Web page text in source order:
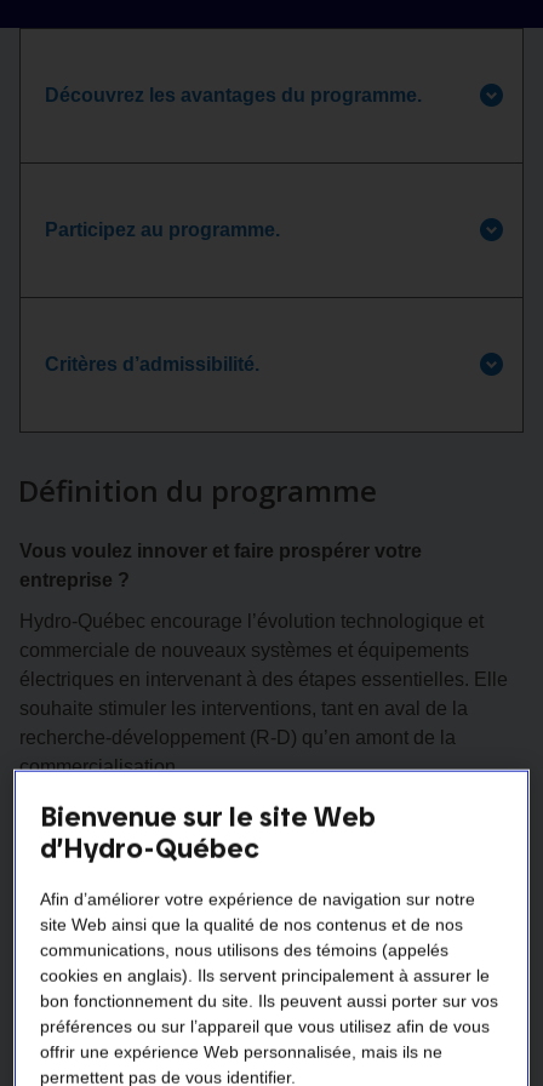
Découvrez les avantages du programme.
Participez au programme.
Critères d’admissibilité.
Définition du programme
Vous voulez innover et faire prospérer votre
entreprise ?
Hydro-Québec encourage l’évolution technologique et
commerciale de nouveaux systèmes et équipements
électriques en intervenant à des étapes essentielles. Elle
souhaite stimuler les interventions, tant en aval de la
recherche-développement (R-D) qu’en amont de la
commercialisation.
Nous offrons un appui financier aux clients qui valident
l’applicabilité technique ou commerciale de mesures
d’économie d’énergie électrique novatrices ou de mesures
d’optimisation de la demande de puissance.
Votre projet doit proposer des mesures qui permettent
d’acquérir des données de nature technologique et
commerciale et de valider les avantages et la pertinence
commerciale de ces mesures.
Les technologies et les approches suggérées doivent :
Bienvenue sur le site Web
d’Hydro-Québec
Afin d’améliorer votre expérience de navigation sur notre
site Web ainsi que la qualité de nos contenus et de nos
communications, nous utilisons des témoins (appelés
cookies en anglais). Ils servent principalement à assurer le
bon fonctionnement du site. Ils peuvent aussi porter sur vos
préférences ou sur l’appareil que vous utilisez afin de vous
offrir une expérience Web personnalisée, mais ils ne
permettent pas de vous identifier.